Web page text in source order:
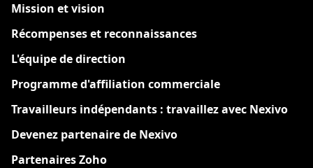
Mission et vision
Récompenses et reconnaissances
L'équipe de direction
Programme d'affiliation commerciale
Travailleurs indépendants : travaillez avec Nexivo
Devenez partenaire de Nexivo
Partenaires Zoho